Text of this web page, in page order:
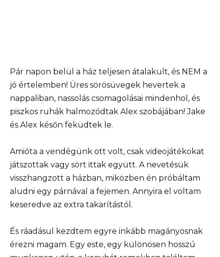
Pár napon belül a ház teljesen átalakult, és NEM a
jó értelemben! Üres sörösüvegek hevertek a
nappaliban, nassolás csomagolásai mindenhol, és
piszkos ruhák halmozódtak Alex szobájában! Jake
és Alex későn feküdtek le.
Amióta a vendégünk ott volt, csak videojátékokat
játszottak vagy sört ittak együtt. A nevetésük
visszhangzott a házban, miközben én próbáltam
aludni egy párnával a fejemen. Annyira el voltam
keseredve az extra takarítástól.
És ráadásul kezdtem egyre inkább magányosnak
érezni magam. Egy este, egy különösen hosszú